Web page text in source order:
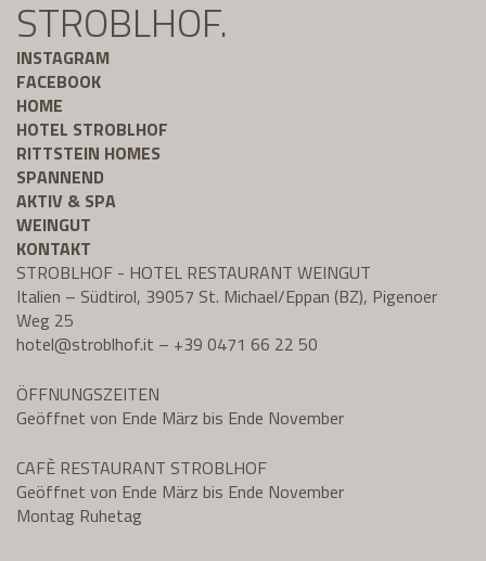
STROBLHOF.
INSTAGRAM
FACEBOOK
HOME
HOTEL STROBLHOF
RITTSTEIN HOMES
SPANNEND
AKTIV & SPA
WEINGUT
KONTAKT
STROBLHOF - HOTEL RESTAURANT WEINGUT
Italien – Südtirol, 39057 St. Michael/Eppan (BZ), Pigenoer
Weg 25
hotel@stroblhof.it – +39 0471 66 22 50
ÖFFNUNGSZEITEN
Geöffnet von Ende März bis Ende November
CAFÈ RESTAURANT STROBLHOF
Geöffnet von Ende März bis Ende November
Montag Ruhetag